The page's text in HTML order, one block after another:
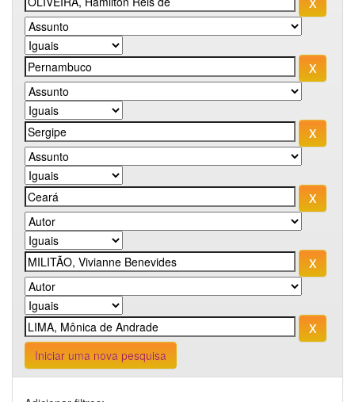
Iniciar uma nova pesquisa